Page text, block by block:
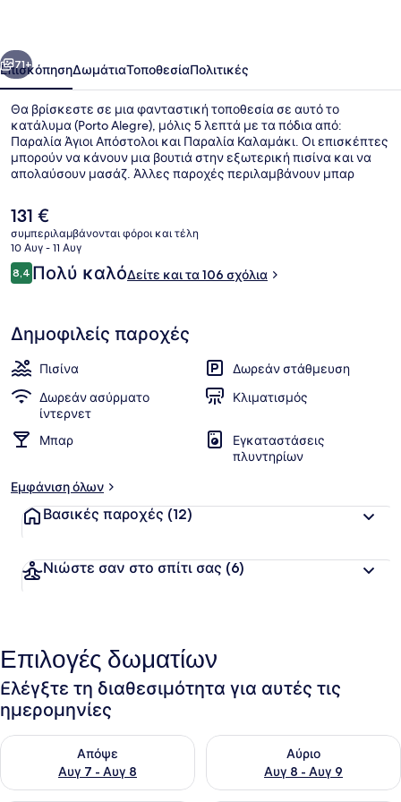
Επόμενο
71+
ΕπισκόπησηΔωμάτιαΤοποθεσίαΠολιτικές
Θα βρίσκεστε σε μια φανταστική τοποθεσία σε αυτό το
κατάλυμα (Porto Alegre), μόλις 5 λεπτά με τα πόδια από:
Παραλία Άγιοι Απόστολοι και Παραλία Καλαμάκι. Οι επισκέπτες
μπορούν να κάνουν μια βουτιά στην εξωτερική πισίνα και να
απολαύσουν μασάζ. Άλλες παροχές περιλαμβάνουν μπαρ
ντελικατέσεν.
Η
τρέχουσα
τιμή
είναι
131 €
131 €
συμπεριλαμβάνονται φόροι και τέλη
10 Αυγ - 11 Αυγ
Σχόλια
8,48,4 στα 10
Πολύ καλόΔείτε και τα 106 σχόλια
Δημοφιλείς παροχές
Πισίνα
Δωρεάν στάθμευση
Δωρεάν ασύρματο
ίντερνετ
Κλιματισμός
Μπαρ
Εγκαταστάσεις
πλυντηρίων
Εμφάνιση όλων
Βασικές παροχές (12)
Νιώστε σαν στο σπίτι σας (6)
Επιλογές δωματίων
Ελέγξτε τη διαθεσιμότητα για αυτές τις
ημερομηνίες
Απόψε
Αυγ 7 - Αυγ 8
Έλεγχος διαθεσιμότητας για απόψε Αυγ 7 - Αυγ 8
Αύριο
Αυγ 8 - Αυγ 9
Έλεγχος διαθεσιμότητας